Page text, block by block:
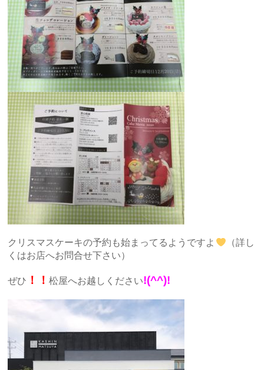
クリスマスケーキの予約も始まってるようですよ
（詳し
くはお店へお問合せ下さい）
ぜひ ！！松屋へお越しください!(^^)!